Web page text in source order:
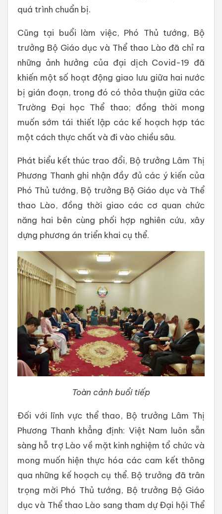
quá trình chuẩn bị.
Cũng tại buổi làm việc, Phó Thủ tướng, Bộ
trưởng Bộ Giáo dục và Thể thao Lào đã chỉ ra
những ảnh hưởng của đại dịch Covid-19 đã
khiến một số hoạt động giao lưu giữa hai nước
bị gián đoạn, trong đó có thỏa thuận giữa các
Trường Đại học Thể thao; đồng thời mong
muốn sớm tái thiết lập các kế hoạch hợp tác
một cách thực chất và đi vào chiều sâu.
Phát biểu kết thúc trao đổi, Bộ trưởng Lâm Thị
Phương Thanh ghi nhận đầy đủ các ý kiến của
Phó Thủ tướng, Bộ trưởng Bộ Giáo dục và Thể
thao Lào, đồng thời giao các cơ quan chức
năng hai bên cùng phối hợp nghiên cứu, xây
dựng phương án triển khai cụ thể.
Toàn cảnh buổi tiếp
Đối với lĩnh vực thể thao, Bộ trưởng Lâm Thị
Phương Thanh khẳng định: Việt Nam luôn sẵn
sàng hỗ trợ Lào về mặt kinh nghiệm tổ chức và
mong muốn hiện thực hóa các cam kết thông
qua những kế hoạch cụ thể. Bộ trưởng đã trân
trọng mời Phó Thủ tướng, Bộ trưởng Bộ Giáo
dục và Thể thao Lào sang tham dự Đại hội Thể